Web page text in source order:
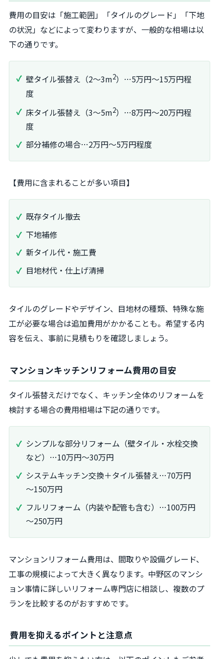
費用の目安は「施工範囲」「タイルのグレード」「下地
の状況」などによって変わりますが、一般的な相場は以
下の通りです。
壁タイル張替え（2〜3m2）…5万円～15万円程
度
床タイル張替え（3〜5m2）…8万円～20万円程
度
部分補修の場合…2万円～5万円程度
【費用に含まれることが多い項目】
既存タイル撤去
下地補修
新タイル代・施工費
目地材代・仕上げ清掃
タイルのグレードやデザイン、目地材の種類、特殊な施
工が必要な場合は追加費用がかかることも。希望する内
容を伝え、事前に見積もりを確認しましょう。
マンションキッチンリフォーム費用の目安
タイル張替えだけでなく、キッチン全体のリフォームを
検討する場合の費用相場は下記の通りです。
シンプルな部分リフォーム（壁タイル・水栓交換
など）…10万円～30万円
システムキッチン交換＋タイル張替え…70万円
～150万円
フルリフォーム（内装や配管も含む）…100万円
～250万円
マンションリフォーム費用は、間取りや設備グレード、
工事の規模によって大きく異なります。中野区のマンシ
ョン事情に詳しいリフォーム専門店に相談し、複数のプ
ランを比較するのがおすすめです。
費用を抑えるポイントと注意点